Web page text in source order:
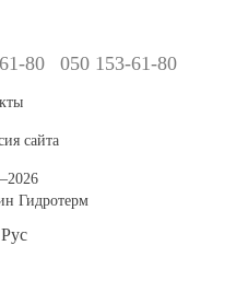
80 050 153-61-80
сайта
Гидротерм
Рус